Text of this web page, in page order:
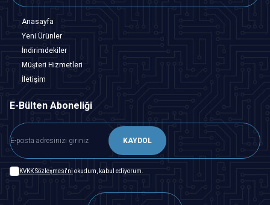
Anasayfa
Yeni Ürünler
İndirimdekiler
Müşteri Hizmetleri
İletişim
E-Bülten Aboneliği
KAYDOL
KVKK Sözleşmesi'ni okudum, kabul ediyorum.